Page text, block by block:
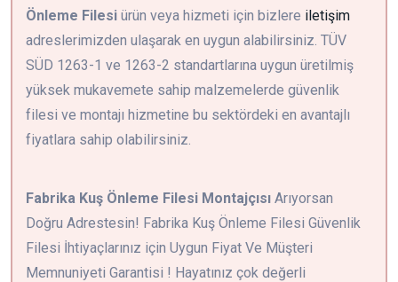
Önleme Filesi ürün veya hizmeti için bizlere iletişim
adreslerimizden ulaşarak en uygun alabilirsiniz. TÜV
SÜD 1263-1 ve 1263-2 standartlarına uygun üretilmiş
yüksek mukavemete sahip malzemelerde güvenlik
filesi ve montajı hizmetine bu sektördeki en avantajlı
fiyatlara sahip olabilirsiniz.
Fabrika Kuş Önleme Filesi Montajçısı Arıyorsan
Doğru Adrestesin! Fabrika Kuş Önleme Filesi Güvenlik
Filesi İhtiyaçlarınız için Uygun Fiyat Ve Müşteri
Memnuniyeti Garantisi ! Hayatınız çok değerli